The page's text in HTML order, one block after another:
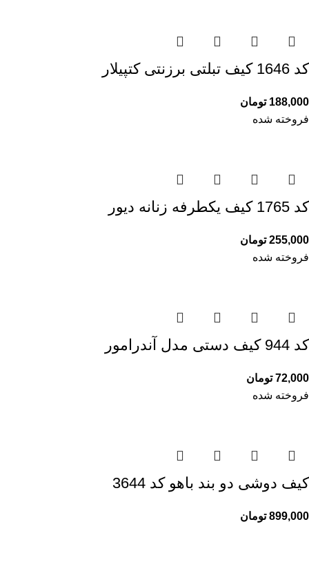
کد 1646 کیف تبلتی برزنتی کتپیلار
188,000 تومان
فروخته شده
کد 1765 کیف یکطرفه زنانه دیور
255,000 تومان
فروخته شده
کد 944 کیف دستی مدل آندرامور
72,000 تومان
فروخته شده
کیف دوشی دو بند باهو کد 3644
899,000 تومان